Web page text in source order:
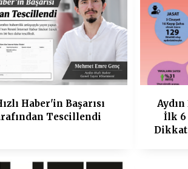
Haber'in Başarısı
Tescillendi
İlk 6
Dikkat